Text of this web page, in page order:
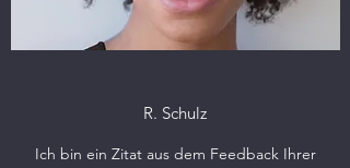
R. Schulz
Ich bin ein Zitat aus dem Feedback Ihrer